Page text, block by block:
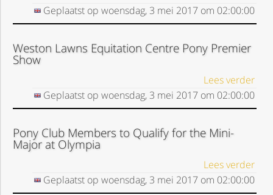
Geplaatst op woensdag, 3 mei 2017 om 02:00:00
Weston Lawns Equitation Centre Pony Premier
Show
Lees verder
Geplaatst op woensdag, 3 mei 2017 om 02:00:00
Pony Club Members to Qualify for the Mini-
Major at Olympia
Lees verder
Geplaatst op woensdag, 3 mei 2017 om 02:00:00